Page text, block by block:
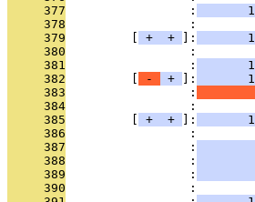
     377
                 :
     378
:
     379
+ + ]:
     380
:
     381
                 :
     382
- + ]:
     383
                 :
     384
:
     385
+ + ]:
     386
:
     387
                 :
     388
                 :
     389
                 :
     390
: